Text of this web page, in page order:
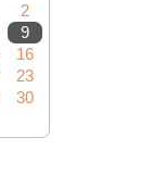
2
9
16
23
30